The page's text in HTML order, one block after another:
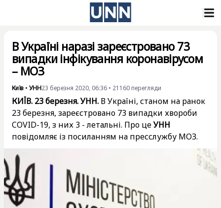
В Україні наразі зареєстровано 73
випадки інфікування коронавірусом
– МОЗ
Київ • УНН23 березня 2020, 06:36 • 21160 перегляди
КИЇВ. 23 березня. УНН. В Україні, станом на ранок
23 березня, зареєстровано 73 випадки хвороби
COVID-19, з них 3 - летальні. Про цеУНН
повідомляє із посиланням на пресслужбу МОЗ.